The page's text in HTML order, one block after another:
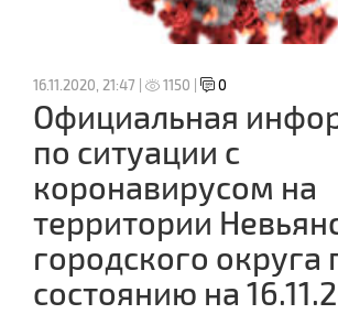
16.11.2020, 21:47 | 1150 | 0
Официальная
по ситуации с
коронавирусом на
территории
городского округа
состоянию на